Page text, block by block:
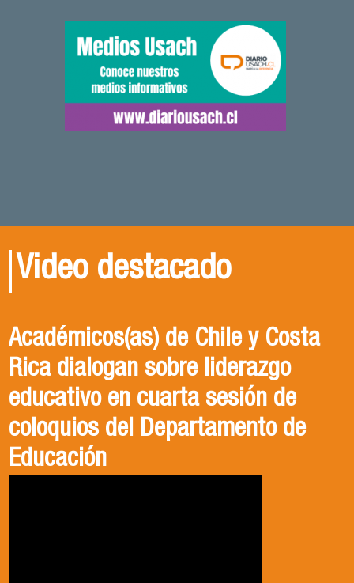
Video destacado
Académicos(as) de Chile y Costa
Rica dialogan sobre liderazgo
educativo en cuarta sesión de
coloquios del Departamento de
Educación